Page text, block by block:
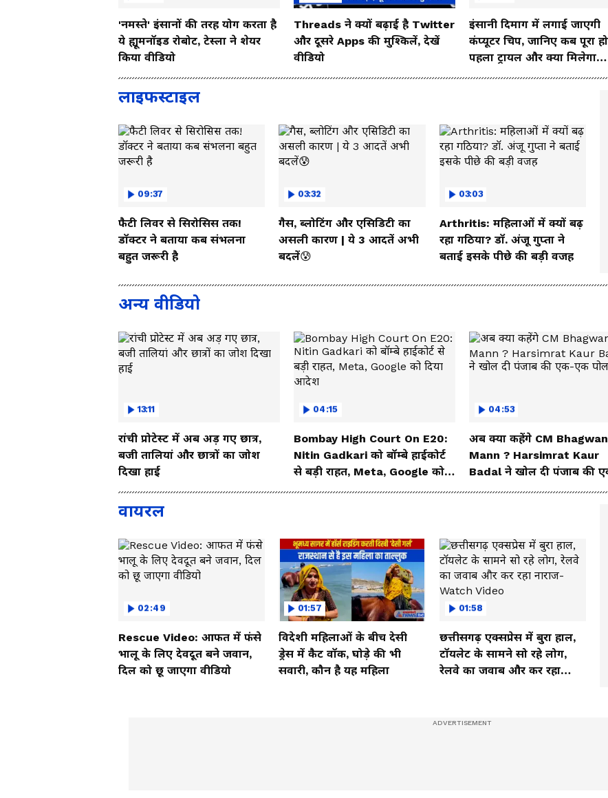
'नमस्ते' इंसानों की तरह योग करता है
ये ह्यूमनॉइड रोबोट, टेस्ला ने शेयर
किया वीडियो
Threads ने क्यों बढ़ाई है Twitter
और दूसरे Apps की मुश्किलें, देखें
वीडियो
इंसानी दिमाग में लगाई जाएगी
कंप्यूटर चिप, जानिए कब पूरा
पहला ट्रायल और क्या मिलेगा
फायदा, देखें Video
लाइफस्टाइल
09:37
फैटी लिवर से सिरोसिस तक!
डॉक्टर ने बताया कब संभलना
बहुत जरूरी है
03:32
गैस, ब्लोटिंग और एसिडिटी का
असली कारण | ये 3 आदतें अभी
बदलें😰
03:03
Arthritis: महिलाओं में क्यों बढ़
रहा गठिया? डॉ. अंजू गुप्ता ने
बताई इसके पीछे की बड़ी वजह
अन्य वीडियो
13:11
रांची प्रोटेस्ट में अब अड़ गए छात्र,
बजी तालियां और छात्रों का जोश
दिखा हाई
04:15
Bombay High Court On E20:
Nitin Gadkari को बॉम्बे हाईकोर्ट
से बड़ी राहत, Meta, Google को
दिया आदेश
04:53
अब क्या कहेंगे CM
Mann ? Harsimrat Kaur
Badal ने खोल दी पंजाब की
एक पोल
वायरल
02:49
Rescue Video: आफत में फंसे
भालू के लिए देवदूत बने जवान,
दिल को छू जाएगा वीडियो
01:57
विदेशी महिलाओं के बीच देसी
ड्रेस में कैट वॉक, घोड़े की भी
सवारी, कौन है यह महिला
01:58
छत्तीसगढ़ एक्सप्रेस में बुरा हाल,
टॉयलेट के सामने सो रहे लोग,
रेलवे का जवाब और कर रहा